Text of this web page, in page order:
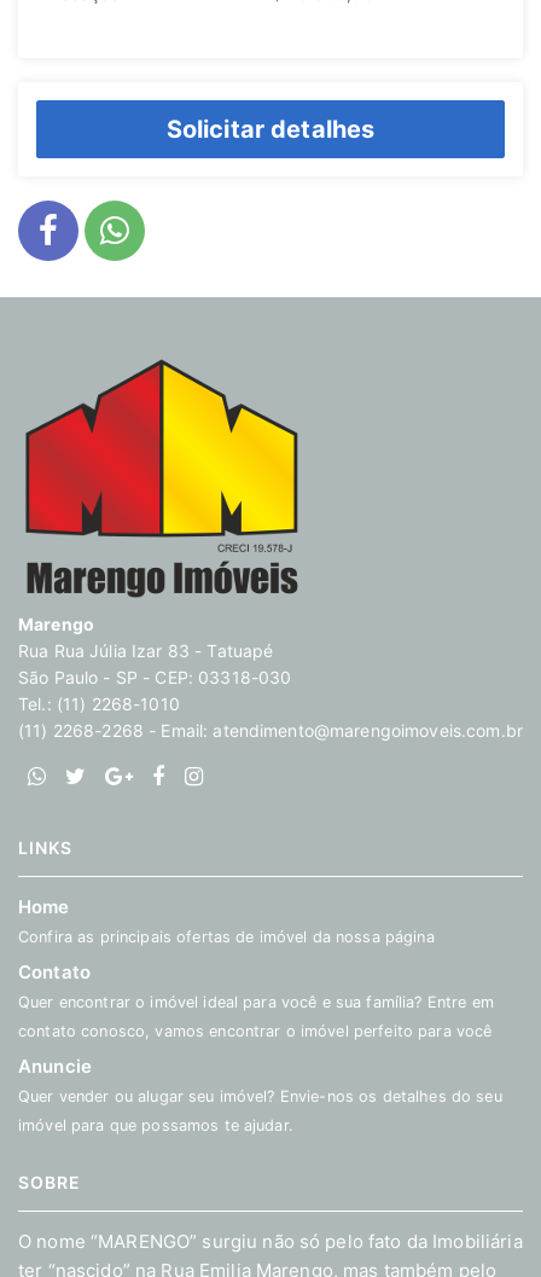
Solicitar detalhes
Marengo
Rua Rua Júlia Izar 83 - Tatuapé
São Paulo - SP - CEP: 03318-030
Tel.: (11) 2268-1010
(11) 2268-2268 - Email: atendimento@marengoimoveis.com.br
LINKS
Home
Confira as principais ofertas de imóvel da nossa página
Contato
Quer encontrar o imóvel ideal para você e sua família? Entre em
contato conosco, vamos encontrar o imóvel perfeito para você
Anuncie
Quer vender ou alugar seu imóvel? Envie-nos os detalhes do seu
imóvel para que possamos te ajudar.
SOBRE
O nome “MARENGO” surgiu não só pelo fato da Imobiliária
ter “nascido” na Rua Emilia Marengo, mas também pelo